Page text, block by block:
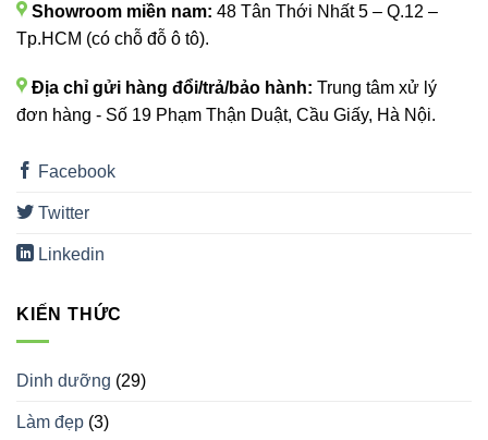
Showroom miền nam: 48 Tân Thới Nhất 5 – Q.12 –
Tp.HCM (có chỗ đỗ ô tô).
Địa chỉ gửi hàng đổi/trả/bảo hành: Trung tâm xử lý
đơn hàng - Số 19 Phạm Thận Duật, Cầu Giấy, Hà Nội.
Facebook
Twitter
Linkedin
KIẾN THỨC
Dinh dưỡng (29)
Làm đẹp (3)